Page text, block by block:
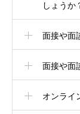
しょうか
面接や面
面接や面
オンライ